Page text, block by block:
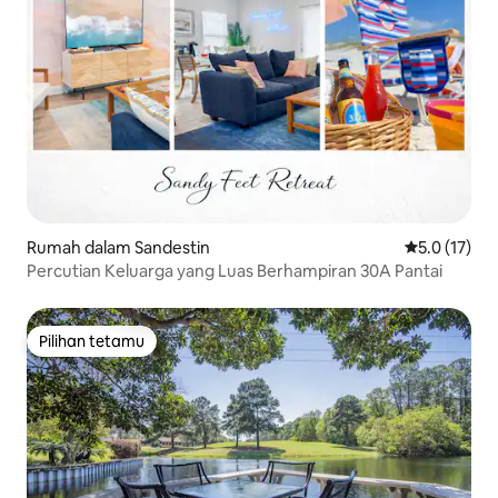
Rumah dalam Sandestin Penarafan
5.0 (17)
Percutian Keluarga yang Luas Berhampiran 30A Pantai
Pilihan tetamu
Pilihan tetamu